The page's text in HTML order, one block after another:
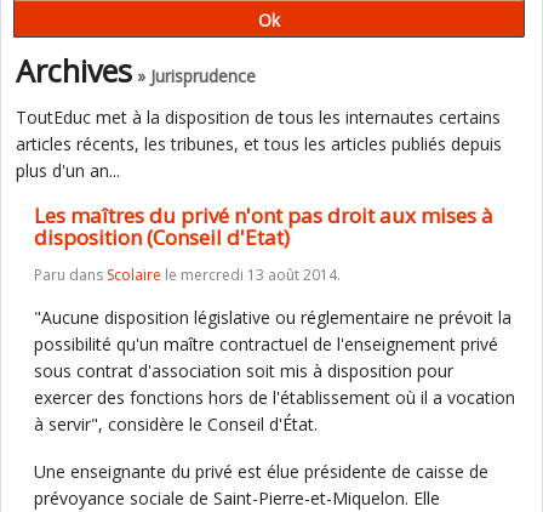
Archives » Jurisprudence
ToutEduc met à la disposition de tous les internautes certains
articles récents, les tribunes, et tous les articles publiés depuis
plus d'un an...
Les maîtres du privé n'ont pas droit aux mises à
disposition (Conseil d'Etat)
Paru dans Scolaire le mercredi 13 août 2014.
"Aucune disposition législative ou réglementaire ne prévoit la
possibilité qu'un maître contractuel de l'enseignement privé
sous contrat d'association soit mis à disposition pour
exercer des fonctions hors de l'établissement où il a vocation
à servir", considère le Conseil d'État.
Une enseignante du privé est élue présidente de caisse de
prévoyance sociale de Saint-Pierre-et-Miquelon. Elle